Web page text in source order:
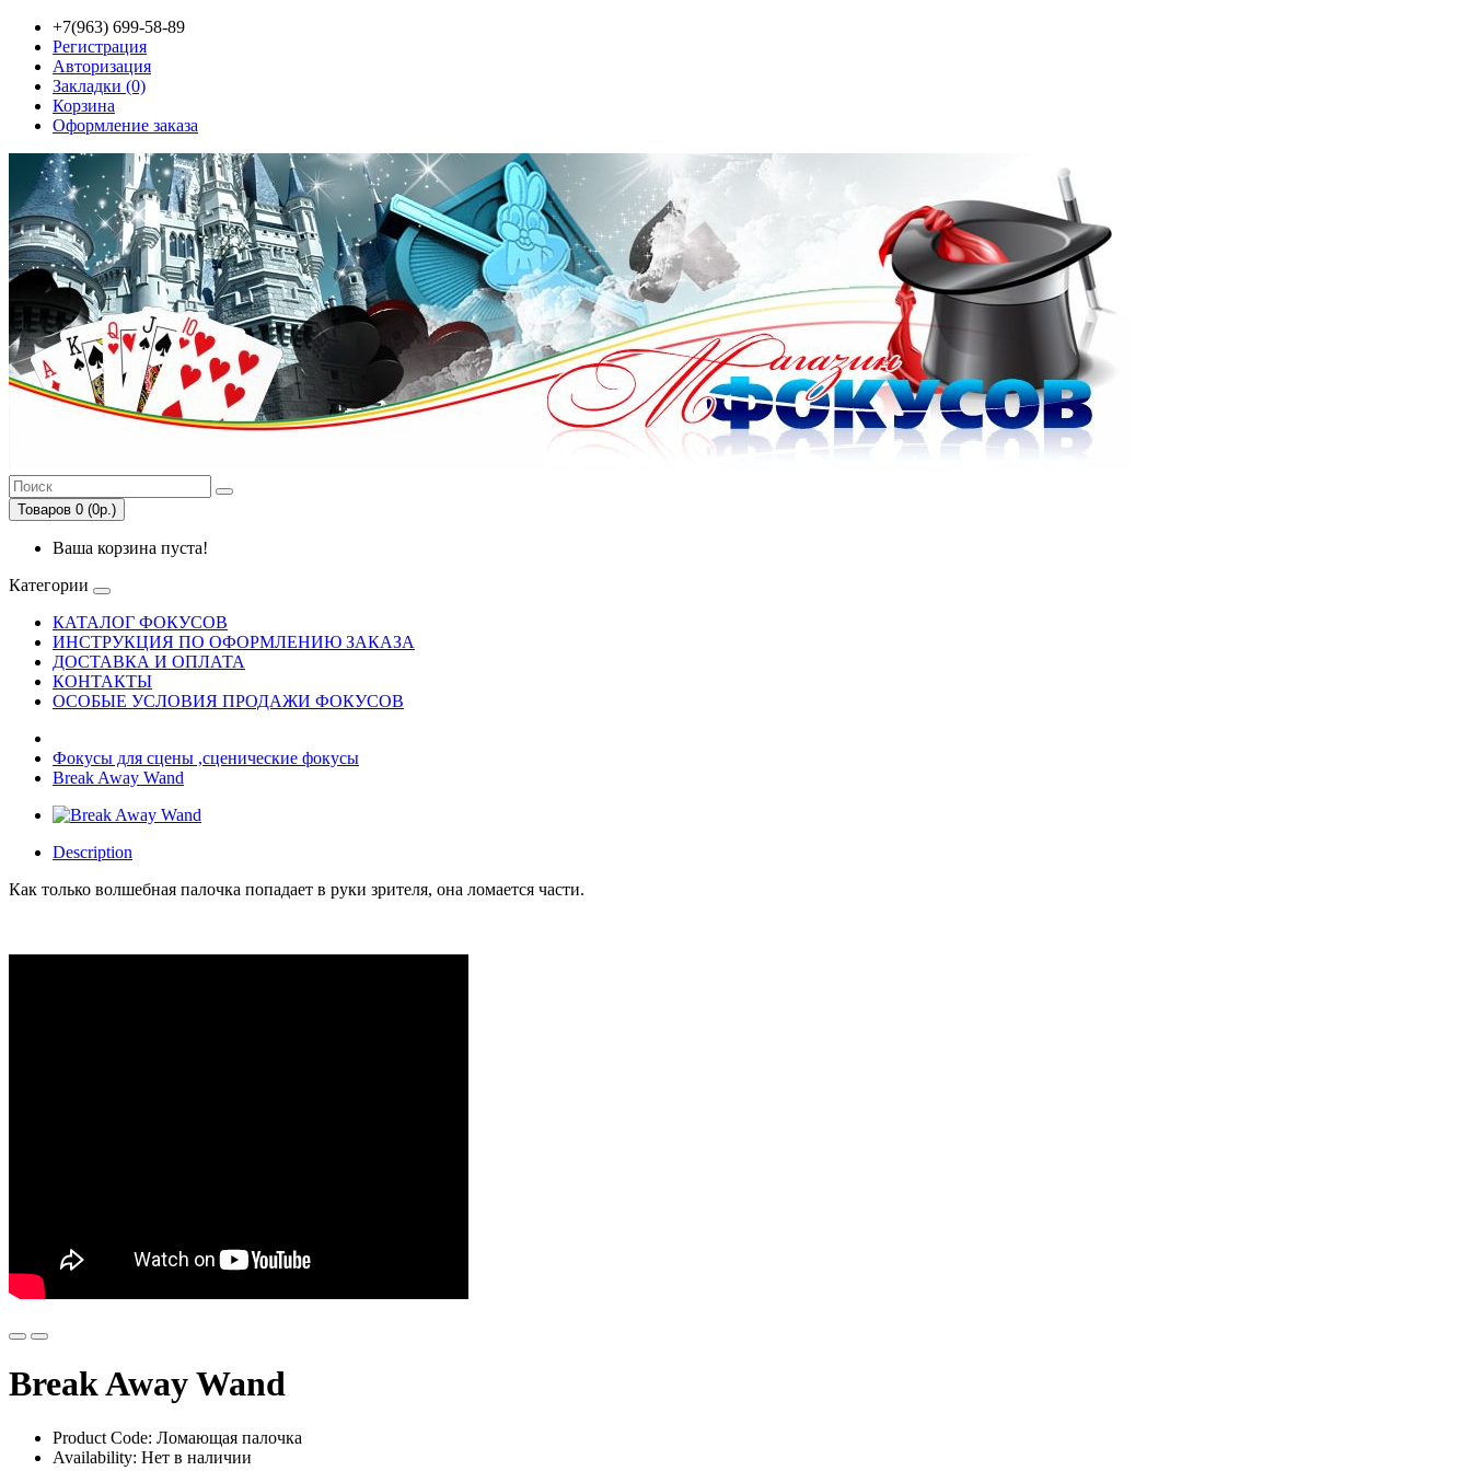
+7(963) 699-58-89
Регистрация
Авторизация
Закладки (0)
Корзина
Оформление заказа
Товаров 0 (0р.)
Ваша корзина пуста!
Категории
КАТАЛОГ ФОКУСОВ
ИНСТРУКЦИЯ ПО ОФОРМЛЕНИЮ ЗАКАЗА
ДОСТАВКА И ОПЛАТА
КОНТАКТЫ
ОСОБЫЕ УСЛОВИЯ ПРОДАЖИ ФОКУСОВ
Фокусы для сцены ,сценические фокусы
Break Away Wand
Description
Как только волшебная палочка попадает в руки зрителя, она ломается части.
Break Away Wand
Product Code: Ломающая палочка
Availability: Нет в наличии